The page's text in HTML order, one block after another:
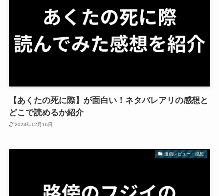
【あくたの死に際】が面白い！ネタバレアリの感想と
どこで読めるか紹介
2023年12月16日
漫画レビュー・感想